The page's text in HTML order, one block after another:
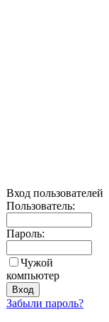
Вход пользователей
Пользователь:
Пароль:
Чужой
компьютер
Забыли пароль?